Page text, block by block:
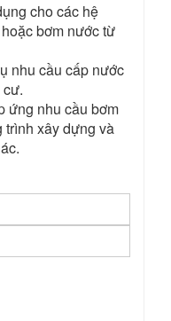
cho các hệ
bơm nước từ
nhu cầu cấp nước
ứng nhu cầu bơm
trình xây dựng và